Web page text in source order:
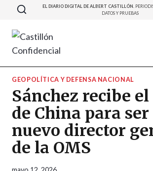
Saltar
contenido
EL DIARIO DIGITAL DE ALBERT CASTILLÓN.
DATOS Y PRUEBAS
GEOPOLÍTICA Y DEFENSA NACIONAL
Sánchez recibe
de China para ser
nuevo director
de la OMS